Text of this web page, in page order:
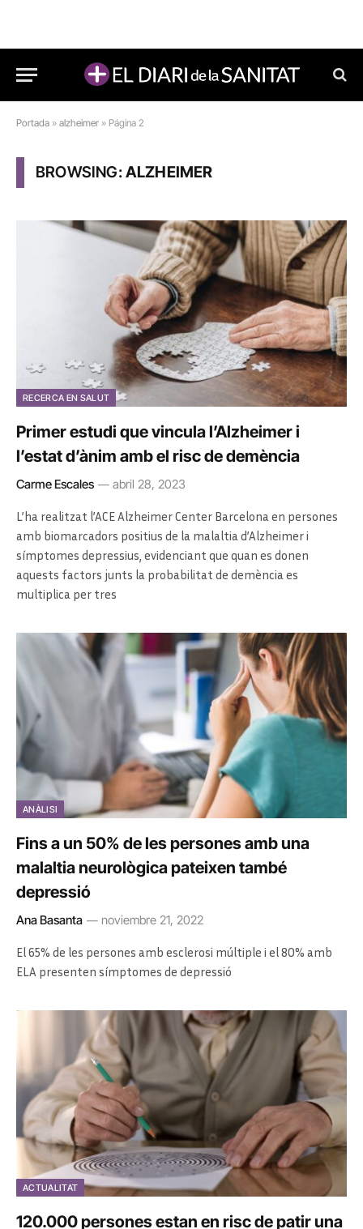
Portada » alzheimer » Página 2
BROWSING:ALZHEIMER
RECERCA EN SALUT
Primer estudi que vincula l’Alzheimer i
l’estat d’ànim amb el risc de demència
Carme Escales abril 28, 2023
L’ha realitzat l’ACE Alzheimer Center Barcelona en persones
amb biomarcadors positius de la malaltia d’Alzheimer i
símptomes depressius, evidenciant que quan es donen
aquests factors junts la probabilitat de demència es
multiplica per tres
ANÀLISI
Fins a un 50% de les persones amb una
malaltia neurològica pateixen també
depressió
Ana Basanta noviembre 21, 2022
El 65% de les persones amb esclerosi múltiple i el 80% amb
ELA presenten símptomes de depressió
ACTUALITAT
120.000 persones estan en risc de patir una